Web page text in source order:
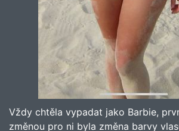
Vždy chtěla vypadat jako Barbie,
změnou pro ni byla změna barvy